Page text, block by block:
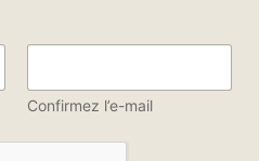
Confirmez l’e-mail